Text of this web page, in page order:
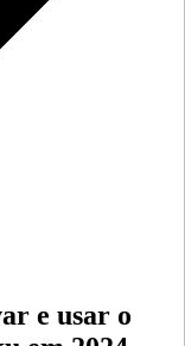
e usar o